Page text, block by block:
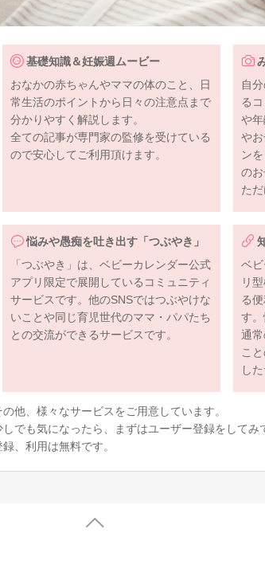
基礎知識＆妊娠週ムービー
おなかの赤ちゃんやママの体のこと、日
常生活のポイントから日々の注意点まで
分かりやすく解説します。
全ての記事が専門家の監修を受けている
ので安心してご利用頂けます。
自
る
や
や
ン
の
ただ
悩みや愚痴を吐き出す「つぶやき」
「つぶやき」は、ベビーカレンダー公式
アプリ限定で展開しているコミュニティ
サービスです。他のSNSではつぶやけな
いことや同じ育児世代のママ・パパたち
との交流ができるサービスです。
ベ
リ
る
す。
通
こ
し
の他、様々なサービスをご用意しています。
しでも気になったら、まずはユーザー登録をしてみ
録、利用は無料です。